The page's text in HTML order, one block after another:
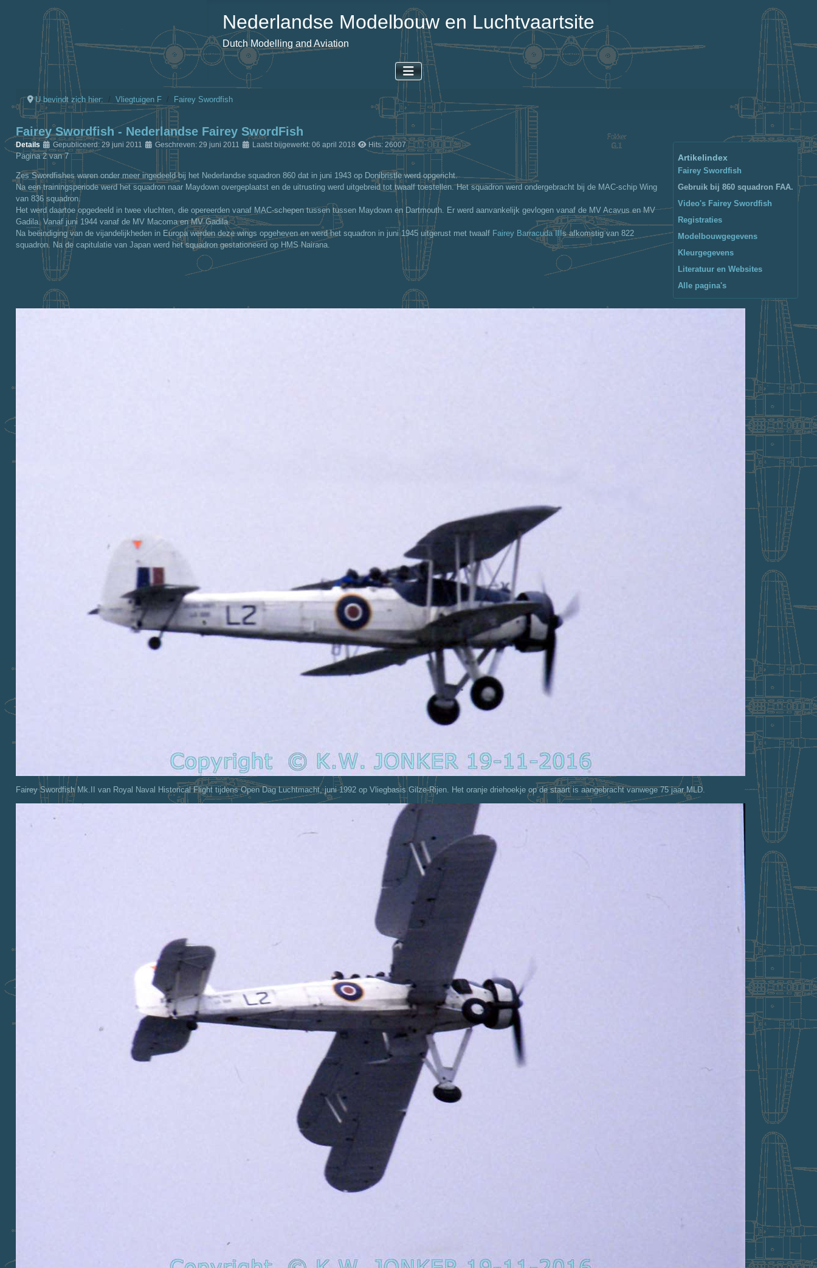
Nederlandse Modelbouw en Luchtvaartsite
Dutch Modelling and Aviation
U bevindt zich hier: Vliegtuigen F Fairey Swordfish
Fairey Swordfish - Nederlandse Fairey SwordFish
Details Gepubliceerd: 29 juni 2011 Geschreven: 29 juni 2011 Laatst bijgewerkt: 06 april 2018 Hits: 26007
Artikelindex
Fairey Swordfish
Gebruik bij 860 squadron FAA.
Video's Fairey Swordfish
Registraties
Modelbouwgegevens
Kleurgegevens
Literatuur en Websites
Alle pagina's
Pagina 2 van 7
Zes Swordfishes waren onder meer ingedeeld bij het Nederlandse squadron 860 dat in juni 1943 op Donibristle werd opgericht.
Na een trainingsperiode werd het squadron naar Maydown overgeplaatst en de uitrusting werd uitgebreid tot twaalf toestellen. Het squadron werd ondergebracht bij de MAC-schip Wing
van 836 squadron.
Het werd daartoe opgedeeld in twee vluchten, die opereerden vanaf MAC-schepen tussen tussen Maydown en Dartmouth. Er werd aanvankelijk gevlogen vanaf de MV Acavus en MV
Gadila. Vanaf juni 1944 vanaf de MV Macoma en MV Gadila.
Na beëindiging van de vijandelijkheden in Europa werden deze wings opgeheven en werd het squadron in juni 1945 uitgerust met twaalf Fairey Barracuda IIIs afkomstig van 822
squadron. Na de capitulatie van Japan werd het squadron gestationeerd op HMS Nairana.
Fairey Swordfish Mk.II van Royal Naval Historical Flight tijdens Open Dag Luchtmacht, juni 1992 op Vliegbasis Gilze-Rijen. Het oranje driehoekje op de staart is aangebracht vanwege 75 jaar MLD.